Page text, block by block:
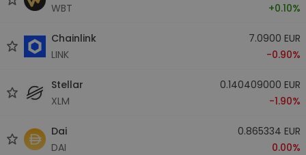
WBT
+0.10%
Chainlink
LINK
7.0900 EUR
-0.90%
Stellar
XLM
0.140409000 EUR
-1.90%
Dai
DAI
0.865334 EUR
0.00%